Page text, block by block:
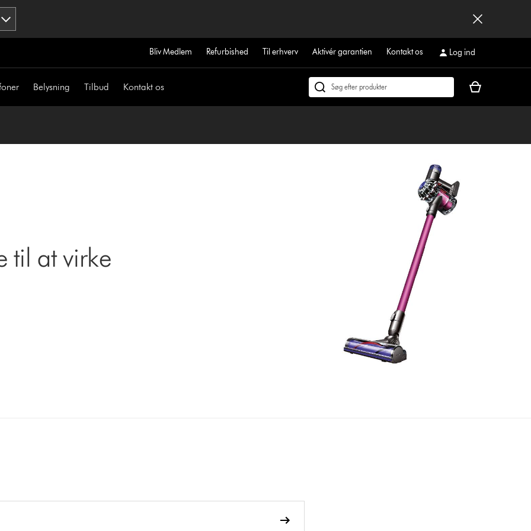
Bliv Medlem Refurbished Til erhverv Aktivér garantien Kontakt os Log ind
Belysning Tilbud Kontakt os
Søg
Indkøbskurven
til at virke